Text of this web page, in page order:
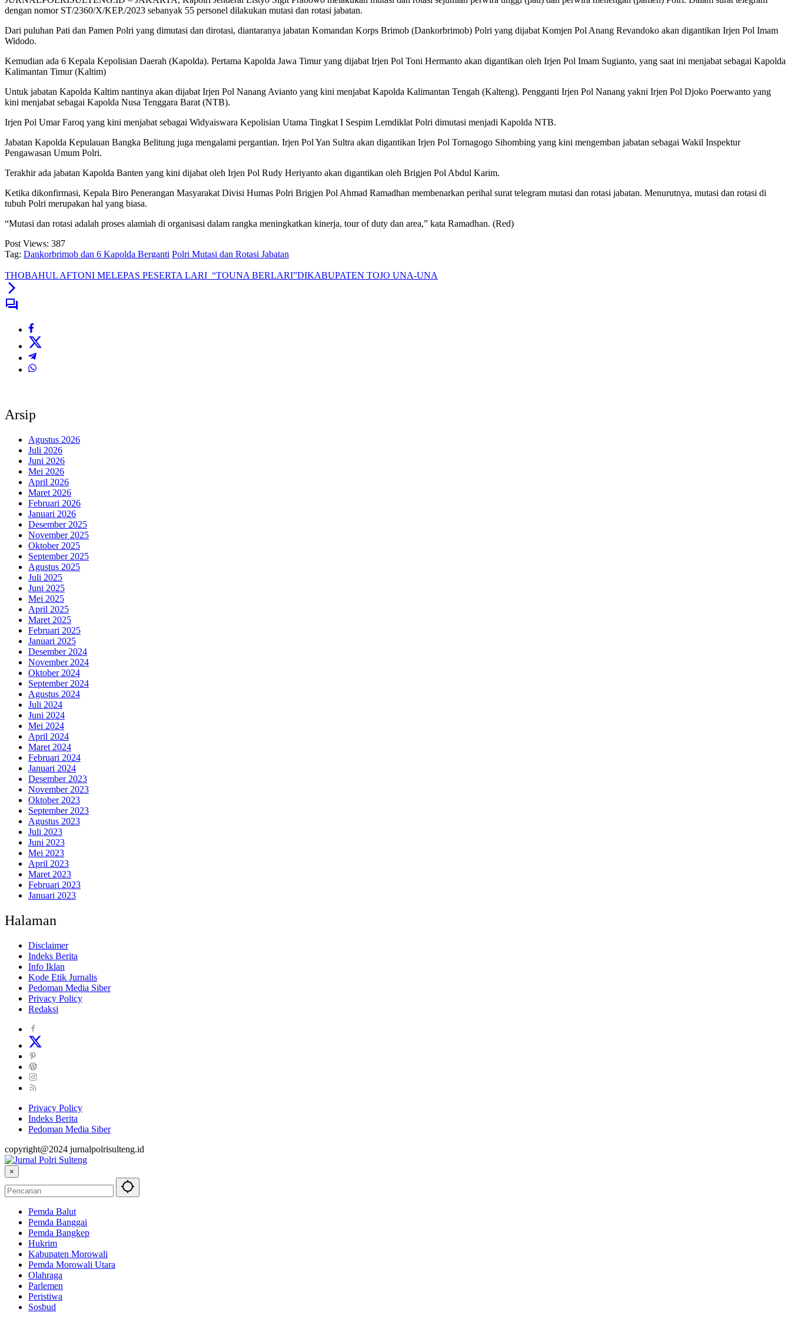
dengan nomor ST/2360/X/KEP./2023 sebanyak 55 personel dilakukan mutasi dan rotasi jabatan.
Dari puluhan Pati dan Pamen Polri yang dimutasi dan dirotasi, diantaranya jabatan Komandan Korps Brimob (Dankorbrimob) Polri yang dijabat Komjen Pol Anang Revandoko akan digantikan Irjen Pol Imam
Widodo.
Kemudian ada 6 Kepala Kepolisian Daerah (Kapolda). Pertama Kapolda Jawa Timur yang dijabat Irjen Pol Toni Hermanto akan digantikan oleh Irjen Pol Imam Sugianto, yang saat ini menjabat sebagai Kapolda
Kalimantan Timur (Kaltim)
Untuk jabatan Kapolda Kaltim nantinya akan dijabat Irjen Pol Nanang Avianto yang kini menjabat Kapolda Kalimantan Tengah (Kalteng). Pengganti Irjen Pol Nanang yakni Irjen Pol Djoko Poerwanto yang
kini menjabat sebagai Kapolda Nusa Tenggara Barat (NTB).
Irjen Pol Umar Faroq yang kini menjabat sebagai Widyaiswara Kepolisian Utama Tingkat I Sespim Lemdiklat Polri dimutasi menjadi Kapolda NTB.
Jabatan Kapolda Kepulauan Bangka Belitung juga mengalami pergantian. Irjen Pol Yan Sultra akan digantikan Irjen Pol Tornagogo Sihombing yang kini mengemban jabatan sebagai Wakil Inspektur
Pengawasan Umum Polri.
Terakhir ada jabatan Kapolda Banten yang kini dijabat oleh Irjen Pol Rudy Heriyanto akan digantikan oleh Brigjen Pol Abdul Karim.
Ketika dikonfirmasi, Kepala Biro Penerangan Masyarakat Divisi Humas Polri Brigjen Pol Ahmad Ramadhan membenarkan perihal surat telegram mutasi dan rotasi jabatan. Menurutnya, mutasi dan rotasi di
tubuh Polri merupakan hal yang biasa.
“Mutasi dan rotasi adalah proses alamiah di organisasi dalam rangka meningkatkan kinerja, tour of duty dan area,” kata Ramadhan. (Red)
Post Views: 387
Tag: Dankorbrimob dan 6 Kapolda Berganti Polri Mutasi dan Rotasi Jabatan
THOBAHUL AFTONI MELEPAS PESERTA LARI “TOUNA BERLARI”DIKABUPATEN TOJO UNA-UNA
Arsip
Agustus 2026
Juli 2026
Juni 2026
Mei 2026
April 2026
Maret 2026
Februari 2026
Januari 2026
Desember 2025
November 2025
Oktober 2025
September 2025
Agustus 2025
Juli 2025
Juni 2025
Mei 2025
April 2025
Maret 2025
Februari 2025
Januari 2025
Desember 2024
November 2024
Oktober 2024
September 2024
Agustus 2024
Juli 2024
Juni 2024
Mei 2024
April 2024
Maret 2024
Februari 2024
Januari 2024
Desember 2023
November 2023
Oktober 2023
September 2023
Agustus 2023
Juli 2023
Juni 2023
Mei 2023
April 2023
Maret 2023
Februari 2023
Januari 2023
Halaman
Disclaimer
Indeks Berita
Info Iklan
Kode Etik Jurnalis
Pedoman Media Siber
Privacy Policy
Redaksi
Privacy Policy
Indeks Berita
Pedoman Media Siber
copyright@2024 jurnalpolrisulteng.id
×
Pemda Balut
Pemda Banggai
Pemda Bangkep
Hukrim
Kabupaten Morowali
Pemda Morowali Utara
Olahraga
Parlemen
Peristiwa
Sosbud